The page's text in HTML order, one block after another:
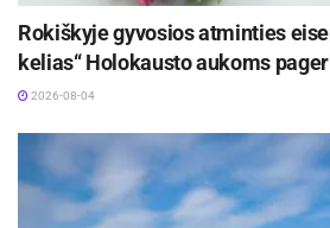
Rokiškyje gyvosios atminties
kelias“ Holokausto aukoms
2026-08-04